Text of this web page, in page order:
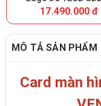
17.490.000 đ
MÔ TẢ SẢN PHẨM
Card màn